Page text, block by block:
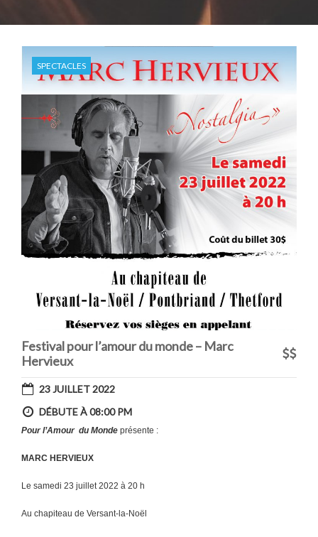
SPECTACLES
Festival pour l’amour du monde – Marc
Hervieux
23 JUILLET 2022
DÉBUTE À 08:00 PM
Pour l’Amour du Monde présente :
MARC HERVIEUX
Le samedi 23 juillet 2022 à 20 h
Au chapiteau de Versant-la-Noël